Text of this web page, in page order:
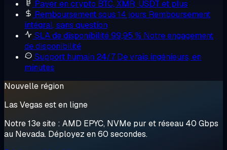
Payer en crypto BTC, XMR, USDT et plus
Remboursement sous 14 jours Remboursement
intégral, sans question
SLA de disponibilité 99,95 % Notre engagement
de disponibilité
Support humain 24/7 De vrais ingénieurs, en
minutes
Nouvelle région
Las Vegas est en ligne
Notre 13e site : AMD EPYC, NVMe pur et réseau 40 Gbps
au Nevada. Déployez en 60 secondes.